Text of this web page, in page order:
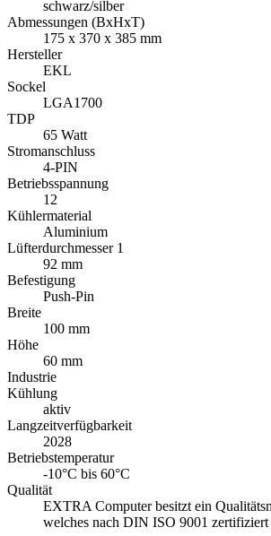
schwarz/silber
Abmessungen (BxHxT)
175 x 370 x 385 mm
Hersteller
EKL
Sockel
LGA1700
TDP
65 Watt
Stromanschluss
4-PIN
Betriebsspannung
12
Kühlermaterial
Aluminium
Lüfterdurchmesser 1
92 mm
Befestigung
Push-Pin
Breite
100 mm
Höhe
60 mm
Industrie
Kühlung
aktiv
Langzeitverfügbarkeit
2028
Betriebstemperatur
-10°C bis 60°C
Qualität
EXTRA Computer besitzt ein
welches nach DIN ISO 9001 zertifiziert